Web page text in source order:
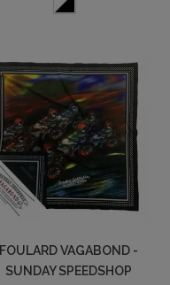
FOULARD VAGABOND -
SUNDAY SPEEDSHOP